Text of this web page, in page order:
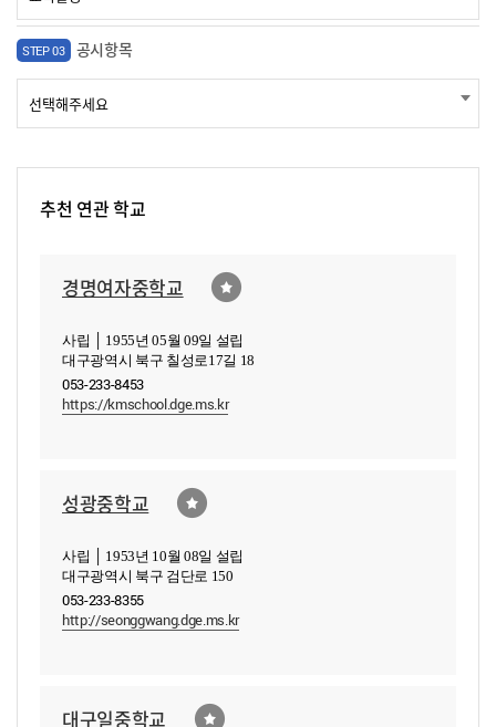
STEP 03 공시항목
추천 연관 학교
경명여자중학교
사립 │ 1955년 05월 09일 설립
대구광역시 북구 칠성로17길 18
053-233-8453
https://kmschool.dge.ms.kr
성광중학교
사립 │ 1953년 10월 08일 설립
대구광역시 북구 검단로 150
053-233-8355
http://seonggwang.dge.ms.kr
대구일중학교